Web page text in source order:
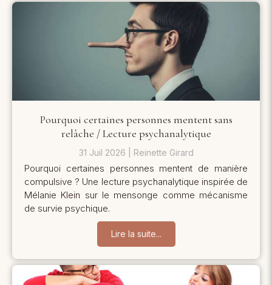
Pourquoi certaines personnes mentent sans
relâche / Lecture psychanalytique
31 Juil 2026 Reinette Girard
Pourquoi certaines personnes mentent de manière
compulsive ? Une lecture psychanalytique inspirée de
Mélanie Klein sur le mensonge comme mécanisme
de survie psychique.
Lire la suite...